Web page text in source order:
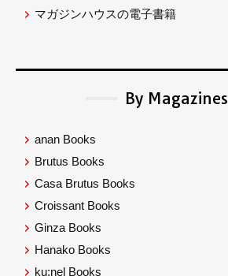
マガジンハウスの電子書籍
By Magazines
anan Books
Brutus Books
Casa Brutus Books
Croissant Books
Ginza Books
Hanako Books
ku:nel Books